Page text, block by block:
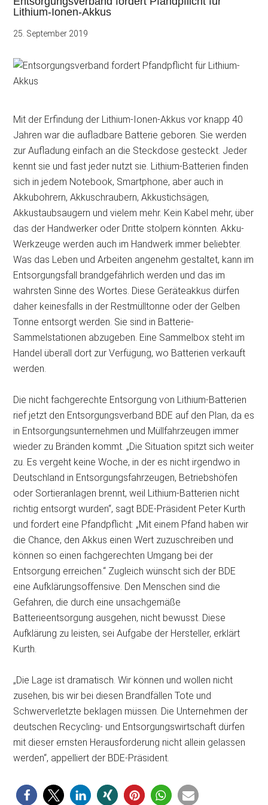
Lithium-Ionen-Akkus
25. September 2019
Mit der Erfindung der Lithium-Ionen-Akkus vor knapp 40
Jahren war die aufladbare Batterie geboren. Sie werden
zur Aufladung einfach an die Steckdose gesteckt. Jeder
kennt sie und fast jeder nutzt sie. Lithium-Batterien finden
sich in jedem Notebook, Smartphone, aber auch in
Akkubohrern, Akkuschraubern, Akkustichsägen,
Akkustaubsaugern und vielem mehr. Kein Kabel mehr, über
das der Handwerker oder Dritte stolpern könnten. Akku-
Werkzeuge werden auch im Handwerk immer beliebter.
Was das Leben und Arbeiten angenehm gestaltet, kann im
Entsorgungsfall brandgefährlich werden und das im
wahrsten Sinne des Wortes. Diese Geräteakkus dürfen
daher keinesfalls in der Restmülltonne oder der Gelben
Tonne entsorgt werden. Sie sind in Batterie-
Sammelstationen abzugeben. Eine Sammelbox steht im
Handel überall dort zur Verfügung, wo Batterien verkauft
werden.
Die nicht fachgerechte Entsorgung von Lithium-Batterien
rief jetzt den Entsorgungsverband BDE auf den Plan, da es
in Entsorgungsunternehmen und Müllfahrzeugen immer
wieder zu Bränden kommt. „Die Situation spitzt sich weiter
zu. Es vergeht keine Woche, in der es nicht irgendwo in
Deutschland in Entsorgungsfahrzeugen, Betriebshöfen
oder Sortieranlagen brennt, weil Lithium-Batterien nicht
richtig entsorgt wurden“, sagt BDE-Präsident Peter Kurth
und fordert eine Pfandpflicht: „Mit einem Pfand haben wir
die Chance, den Akkus einen Wert zuzuschreiben und
können so einen fachgerechten Umgang bei der
Entsorgung erreichen.“ Zugleich wünscht sich der BDE
eine Aufklärungsoffensive. Den Menschen sind die
Gefahren, die durch eine unsachgemäße
Batterieentsorgung ausgehen, nicht bewusst. Diese
Aufklärung zu leisten, sei Aufgabe der Hersteller, erklärt
Kurth.
„Die Lage ist dramatisch. Wir können und wollen nicht
zusehen, bis wir bei diesen Brandfällen Tote und
Schwerverletzte beklagen müssen. Die Unternehmen der
deutschen Recycling- und Entsorgungswirtschaft dürfen
mit dieser ernsten Herausforderung nicht allein gelassen
werden“, appelliert der BDE-Präsident.